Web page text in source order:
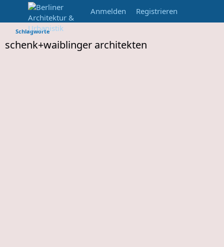
Anmelden Registrieren
Schlagworte
schenk+waiblinger architekten